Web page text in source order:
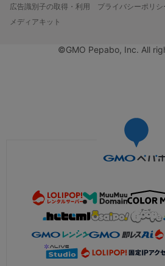
広告識別子の取得・利用
プライバシーポリシ
メディアキット
©GMO Pepabo, Inc. All